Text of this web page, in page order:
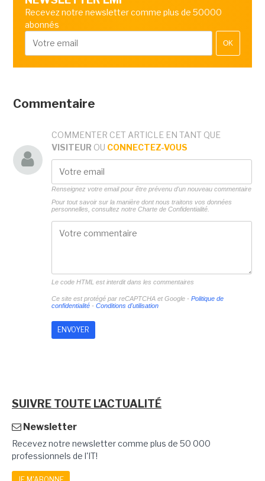
Recevez notre newsletter comme plus de 50000
abonnés
OK
Commentaire
COMMENTER CET ARTICLE EN TANT QUE
VISITEUR OU CONNECTEZ-VOUS
Renseignez votre email pour être prévenu d'un nouveau commentaire
Pour tout savoir sur la manière dont nous traitons vos données
personnelles, consultez notre Charte de Confidentialité.
Le code HTML est interdit dans les commentaires
Ce site est protégé par reCAPTCHA et Google - Politique de
confidentialité- Conditions d'utilisation
SUIVRE TOUTE L'ACTUALITÉ
Newsletter
Recevez notre newsletter comme plus de 50 000
professionnels de l'IT!